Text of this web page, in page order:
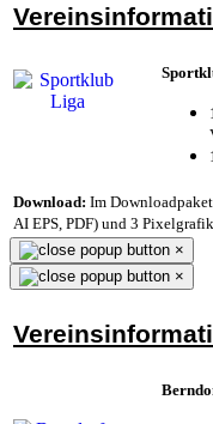
Download: Im
AI EPS, PDF) und 3
×
×